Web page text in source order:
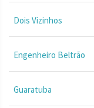
Dois Vizinhos
Engenheiro Beltrão
Guaratuba